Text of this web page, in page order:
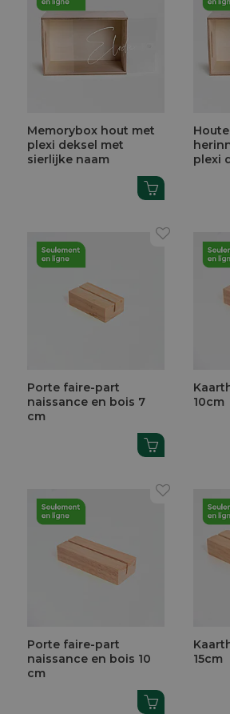
Memorybox hout met
plexi deksel met
sierlijke naam
plexi
Porte faire-part
naissance en bois 7
cm
10cm
Porte faire-part
naissance en bois 10
cm
15cm